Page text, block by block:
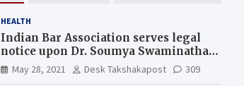
HEALTH
Indian Bar Association serves legal
notice upon Dr. Soumya Swaminathan,
the Chief Scientist, WHO
May 28, 2021 Desk Takshakapost 309